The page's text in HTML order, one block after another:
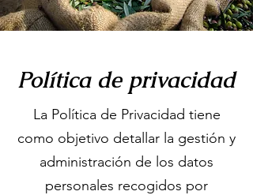
Política de privacidad
La Política de Privacidad tiene
como objetivo detallar la gestión y
administración de los datos
personales recogidos por